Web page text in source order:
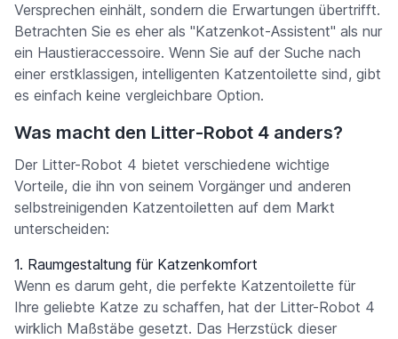
Versprechen einhält, sondern die Erwartungen übertrifft.
Betrachten Sie es eher als "Katzenkot-Assistent" als nur
ein Haustieraccessoire. Wenn Sie auf der Suche nach
einer erstklassigen, intelligenten Katzentoilette sind, gibt
es einfach keine vergleichbare Option.
Was macht den Litter-Robot 4 anders?
Der Litter-Robot 4 bietet verschiedene wichtige
Vorteile, die ihn von seinem Vorgänger und anderen
selbstreinigenden Katzentoiletten auf dem Markt
unterscheiden:
1. Raumgestaltung für Katzenkomfort
Wenn es darum geht, die perfekte Katzentoilette für
Ihre geliebte Katze zu schaffen, hat der Litter-Robot 4
wirklich Maßstäbe gesetzt. Das Herzstück dieser